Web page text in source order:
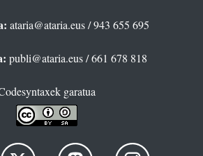
ataria@ataria.eus/ 943 655 695
publi@ataria.eus/ 661 678 818
garatua